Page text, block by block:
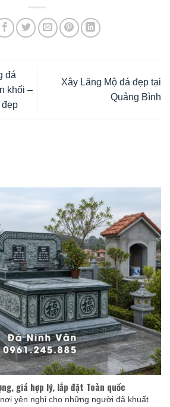
đá
khối –
đẹp
Xây Lăng Mộ đá đẹp tại
Quảng Bình
giá hợp lý, lắp đặt Toàn quốc
yên nghỉ cho những người đã khuất